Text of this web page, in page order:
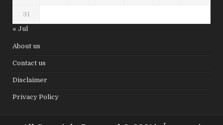
31
« Jul
About us
Contact us
Disclaimer
Privacy Policy